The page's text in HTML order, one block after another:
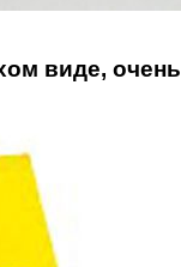
виде, очень